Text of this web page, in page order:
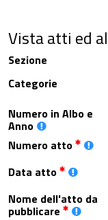
Vista atti ed
Sezione
Categorie
Numero in Albo e
Anno
Numero atto
Data atto
Nome dell'atto da
pubblicare